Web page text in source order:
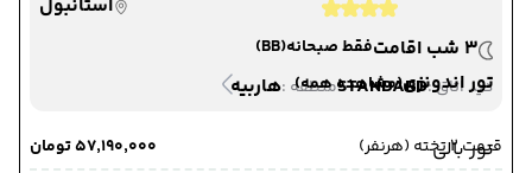
تور اندونزی(مشاهده همه)
تور بالی
استانبول
3 شب اقامت
فقط صبحانه(BB)
دید اتاق :STANDARDمنطقه :هاربیه
قیمت 2 تخته (هرنفر) ۵۷٬۱۹۰٬۰۰۰ تومان